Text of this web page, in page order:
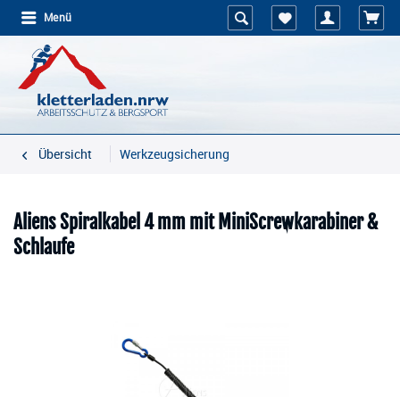
Menü
Übersicht Werkzeugsicherung
Aliens Spiralkabel 4 mm mit MiniScrewkarabiner &
Schlaufe